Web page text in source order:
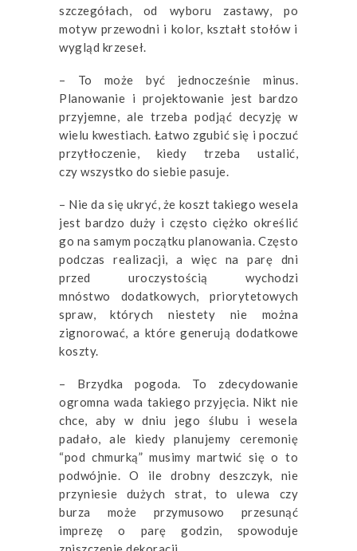
szczegółach, od wyboru zastawy, po
motyw przewodni i kolor, kształt stołów i
wygląd krzeseł.
– To może być jednocześnie minus.
Planowanie i projektowanie jest bardzo
przyjemne, ale trzeba podjąć decyzję w
wielu kwestiach. Łatwo zgubić się i poczuć
przytłoczenie, kiedy trzeba ustalić,
czy wszystko do siebie pasuje.
– Nie da się ukryć, że koszt takiego wesela
jest bardzo duży i często ciężko określić
go na samym początku planowania. Często
podczas realizacji, a więc na parę dni
przed uroczystością wychodzi
mnóstwo dodatkowych, priorytetowych
spraw, których niestety nie można
zignorować, a które generują dodatkowe
koszty.
– Brzydka pogoda. To zdecydowanie
ogromna wada takiego przyjęcia. Nikt nie
chce, aby w dniu jego ślubu i wesela
padało, ale kiedy planujemy ceremonię
“pod chmurką” musimy martwić się o to
podwójnie. O ile drobny deszczyk, nie
przyniesie dużych strat, to ulewa czy
burza może przymusowo przesunąć
imprezę o parę godzin, spowoduje